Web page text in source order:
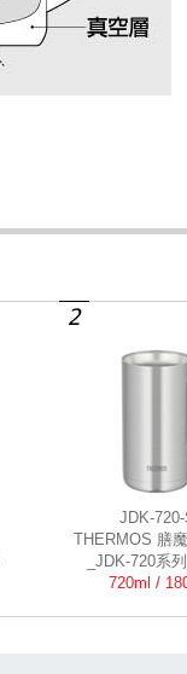
JDK-
THERMOS 膳
_JDK-720系
720ml /